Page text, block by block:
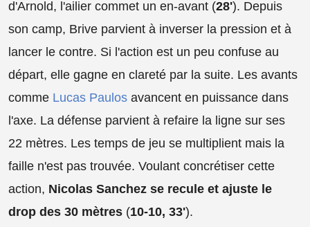
d'Arnold, l'ailier commet un en-avant (28'). Depuis
son camp, Brive parvient à inverser la pression et à
lancer le contre. Si l'action est un peu confuse au
départ, elle gagne en clareté par la suite. Les avants
comme Lucas Paulos avancent en puissance dans
l'axe. La défense parvient à refaire la ligne sur ses
22 mètres. Les temps de jeu se multiplient mais la
faille n'est pas trouvée. Voulant concrétiser cette
action, Nicolas Sanchez se recule et ajuste le
drop des 30 mètres (10-10, 33').